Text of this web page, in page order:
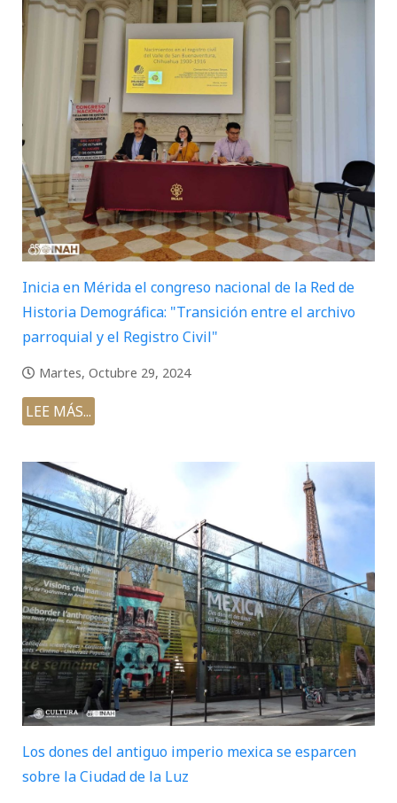
Inicia en Mérida el congreso nacional de la Red de
Historia Demográfica: "Transición entre el archivo
parroquial y el Registro Civil"
Martes, Octubre 29, 2024
LEE MÁS...
Los dones del antiguo imperio mexica se esparcen
sobre la Ciudad de la Luz